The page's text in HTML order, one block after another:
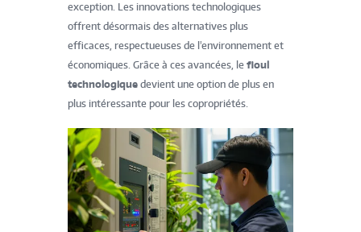
exception. Les innovations technologiques
offrent désormais des alternatives plus
efficaces, respectueuses de l'environnement et
économiques. Grâce à ces avancées, le fioul
technologique devient une option de plus en
plus intéressante pour les copropriétés.